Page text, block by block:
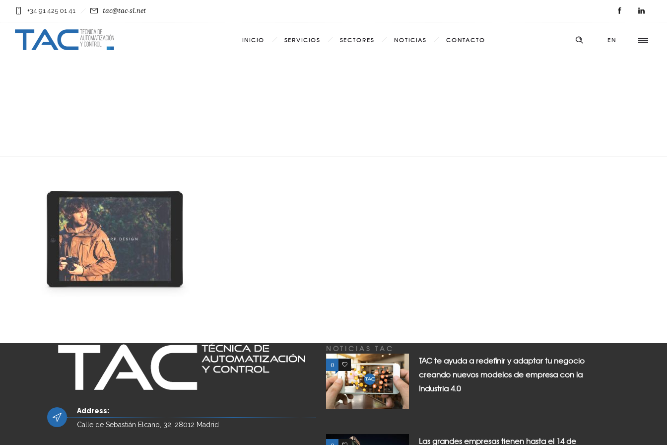
+34 91 425 01 41 tac@tac-sl.net
EN
INICIO SERVICIOS SECTORES NOTICIAS CONTACTO
Address:
Calle de Sebastián Elcano, 32, 28012 Madrid
NOTICIAS TAC
0 0
TAC te ayuda a redefinir y adaptar tu negocio
creando nuevos modelos de empresa con la
Industria 4.0
Las grandes empresas tienen hasta el 14 de